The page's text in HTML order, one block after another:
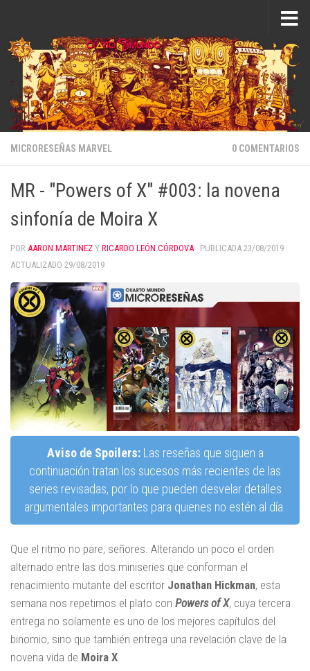
MICRORESEÑAS MARVEL 0 COMENTARIOS
MR - "Powers of X" #003: la novena
sinfonía de Moira X
POR AARON MARTINEZ Y RICARDO LEÓN CÓRDOVA · PUBLICADA 23/08/2019 ·
ACTUALIZADO 29/08/2019
Aviso de Spoilers:Las reseñas que siguen a
continuación tratan los sucesos más recientes de las
series revisadas, por lo que pueden desvelar detalles
argumentales importantes para quienes no estén al día.
Que el ritmo no pare, señores. Alterando un poco el orden
alternado entre las dos miniseries que conforman el
renacimiento mutante del escritor Jonathan Hickman, esta
semana nos repetimos el plato con Powers of X, cuya tercera
entrega no solamente es uno de los mejores capítulos del
binomio, sino que también entrega una revelación clave de la
novena vida de Moira X.